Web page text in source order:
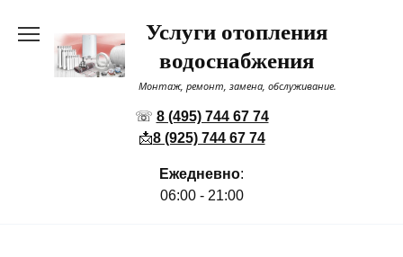
содержанию
Услуги отопления
водоснабжения
Монтаж, ремонт, замена, обслуживание.
☏ 8 (495) 744 67 74
📩8 (925) 744 67 74
Ежедневно:
06:00 - 21:00